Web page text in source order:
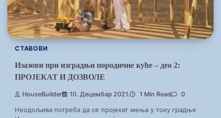
СТАВОВИ
Изазови при изградњи породичне куће – део 2:
ПРОЈЕКАТ И ДОЗВОЛЕ
HouseBuilder 10. Децембар 2021. 1 Min Read 0
Неодољива потреба да се пројекат мења у току градње